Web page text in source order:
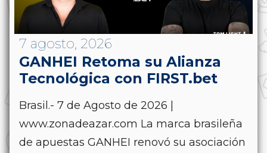
7 agosto, 2026
GANHEI Retoma su Alianza
Tecnológica con FIRST.bet
Brasil.- 7 de Agosto de 2026 |
www.zonadeazar.com La marca brasileña
de apuestas GANHEI renovó su asociación